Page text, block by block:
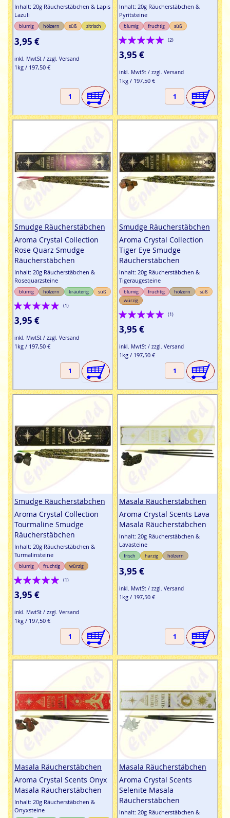
Inhalt: 20g Räucherstäbchen & Lapis
Lazuli
blumig hölzern süß zitrisch
3,95 €
inkl. MwtSt / zzgl. Versand
1kg / 197,50 €
Inhalt: 20g Räucherstäbchen &
Pyritsteine
blumig fruchtig süß
Bewertung:
100%
(2)
3,95 €
inkl. MwtSt / zzgl. Versand
1kg / 197,50 €
Smudge Räucherstäbchen
Aroma Crystal Collection
Rose Quarz Smudge
Räucherstäbchen
Inhalt: 20g Räucherstäbchen &
Rosequarzsteine
blumig hölzern kräuterig süß
Bewertung:
100%
(1)
3,95 €
inkl. MwtSt / zzgl. Versand
1kg / 197,50 €
Smudge Räucherstäbchen
Aroma Crystal Collection
Tiger Eye Smudge
Räucherstäbchen
Inhalt: 20g Räucherstäbchen &
Tigeraugesteine
blumig fruchtig hölzern
süß
würzig
Bewertung:
100%
(1)
3,95 €
inkl. MwtSt / zzgl. Versand
1kg / 197,50 €
Smudge Räucherstäbchen
Aroma Crystal Collection
Tourmaline Smudge
Räucherstäbchen
Inhalt: 20g Räucherstäbchen &
Turmalinsteine
blumig fruchtig würzig
Bewertung:
100%
(1)
3,95 €
inkl. MwtSt / zzgl. Versand
1kg / 197,50 €
Masala Räucherstäbchen
Aroma Crystal Scents Lava
Masala Räucherstäbchen
Inhalt: 20g Räucherstäbchen &
Lavasteine
frisch harzig hölzern
3,95 €
inkl. MwtSt / zzgl. Versand
1kg / 197,50 €
Masala Räucherstäbchen
Aroma Crystal Scents Onyx
Masala Räucherstäbchen
Inhalt: 20g Räucherstäbchen &
Onyxsteine
Masala Räucherstäbchen
Aroma Crystal Scents
Selenite Masala
Räucherstäbchen
Inhalt: 20g Räucherstäbchen &